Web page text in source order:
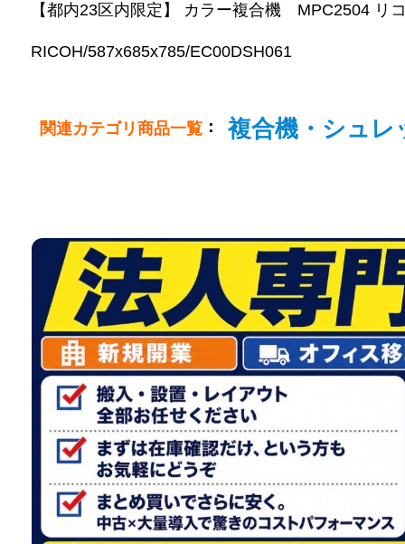
【都内23区内限定】 カラー複合機 MPC2504 リ
RICOH/587x685x785/EC00DSH061
関連カテゴリ商品一覧 ： 複合機・シュレ